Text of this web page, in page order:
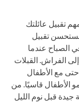
تقبيل عائلتك
تقبيل
الصباح عندما
الفراش. القبلات
حتى مع الأطفال
الأطفال قاسيًا. من
جيدة قبل نوم الليل